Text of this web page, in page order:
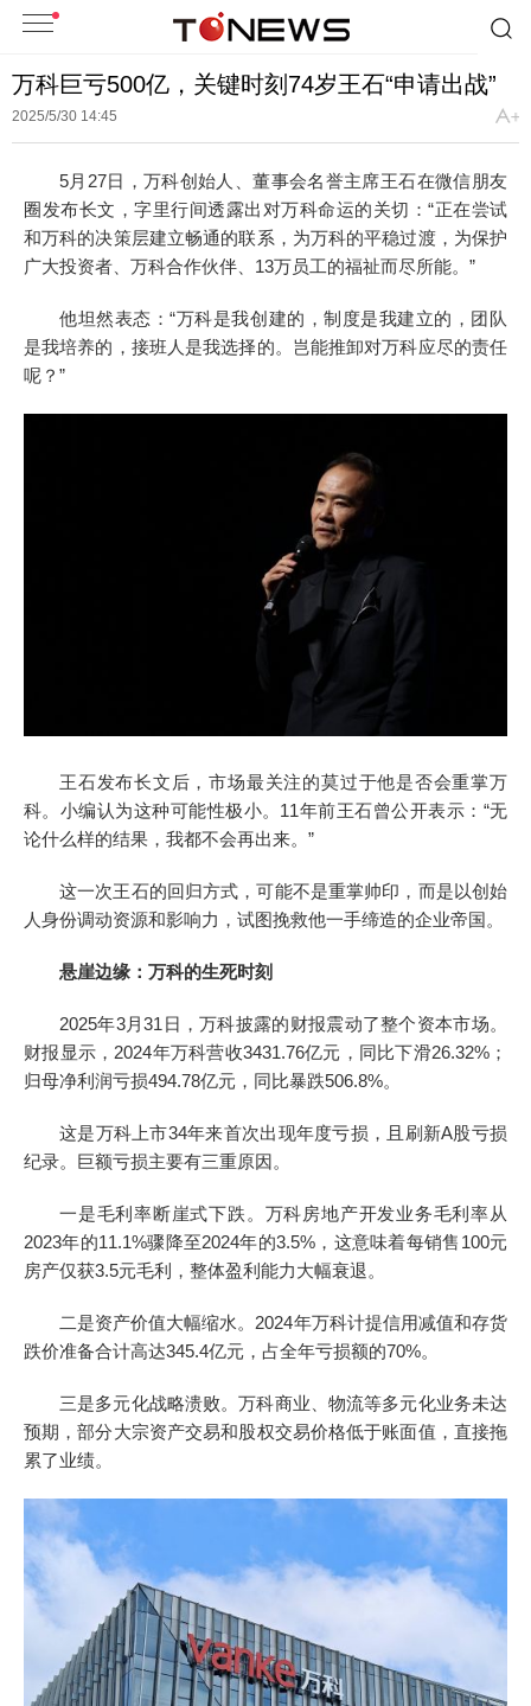
万科巨亏500亿，关键时刻74岁王石“申请出战”
2025/5/30 14:45
5月27日，万科创始人、董事会名誉主席王石在微信朋友
圈发布长文，字里行间透露出对万科命运的关切：“正在尝试
和万科的决策层建立畅通的联系，为万科的平稳过渡，为保护
广大投资者、万科合作伙伴、13万员工的福祉而尽所能。”
他坦然表态：“万科是我创建的，制度是我建立的，团队
是我培养的，接班人是我选择的。岂能推卸对万科应尽的责任
呢？”
王石发布长文后，市场最关注的莫过于他是否会重掌万
科。小编认为这种可能性极小。11年前王石曾公开表示：“无
论什么样的结果，我都不会再出来。”
这一次王石的回归方式，可能不是重掌帅印，而是以创始
人身份调动资源和影响力，试图挽救他一手缔造的企业帝国。
悬崖边缘：万科的生死时刻
2025年3月31日，万科披露的财报震动了整个资本市场。
财报显示，2024年万科营收3431.76亿元，同比下滑26.32%；
归母净利润亏损494.78亿元，同比暴跌506.8%。
这是万科上市34年来首次出现年度亏损，且刷新A股亏损
纪录。巨额亏损主要有三重原因。
一是毛利率断崖式下跌。万科房地产开发业务毛利率从
2023年的11.1%骤降至2024年的3.5%，这意味着每销售100元
房产仅获3.5元毛利，整体盈利能力大幅衰退。
二是资产价值大幅缩水。2024年万科计提信用减值和存货
跌价准备合计高达345.4亿元，占全年亏损额的70%。
三是多元化战略溃败。万科商业、物流等多元化业务未达
预期，部分大宗资产交易和股权交易价格低于账面值，直接拖
累了业绩。